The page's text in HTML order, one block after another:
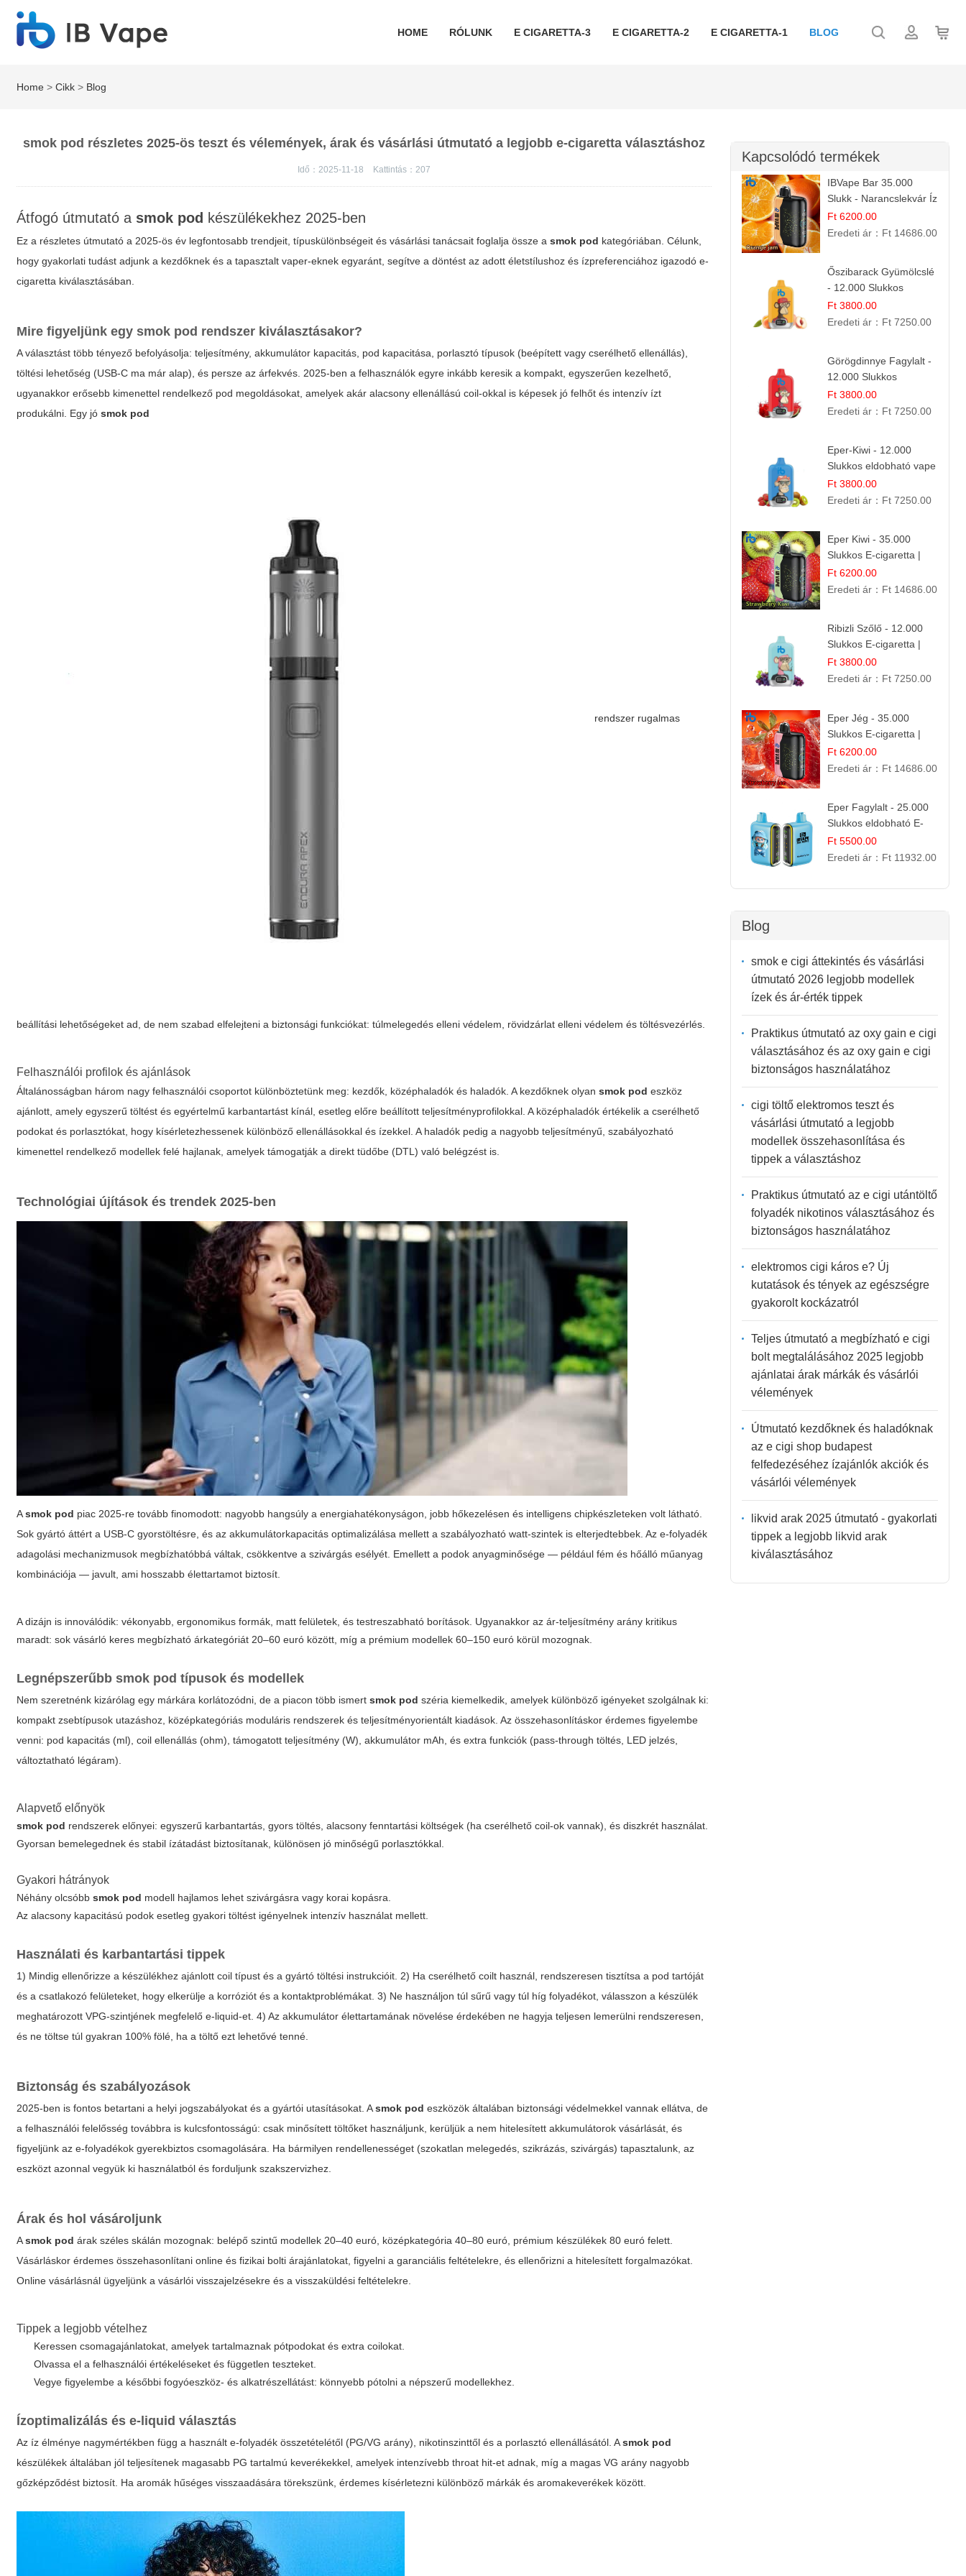
HOME RÓLUNK E CIGARETTA-3 E CIGARETTA-2 E CIGARETTA-1 BLOG
Home >Cikk > Blog
smok pod részletes 2025-ös teszt és vélemények, árak és vásárlási útmutató a legjobb e-cigaretta választáshoz
Idő：2025-11-18 Kattintás：207
Átfogó útmutató a smok pod készülékekhez 2025-ben
Ez a részletes útmutató a 2025-ös év legfontosabb trendjeit, típuskülönbségeit és vásárlási tanácsait foglalja össze asmok pod kategóriában. Célunk,
hogy gyakorlati tudást adjunk a kezdőknek és a tapasztalt vaper-eknek egyaránt, segítve a döntést az adott életstílushoz és ízpreferenciához igazodó e-
cigaretta kiválasztásában.
Mire figyeljünk egysmok pod rendszer kiválasztásakor?
A választást több tényező befolyásolja: teljesítmény, akkumulátor kapacitás, pod kapacitása, porlasztó típusok (beépített vagy cserélhető ellenállás),
töltési lehetőség (USB-C ma már alap), és persze az árfekvés. 2025-ben a felhasználók egyre inkább keresik a kompakt, egyszerűen kezelhető,
ugyanakkor erősebb kimenettel rendelkező pod megoldásokat, amelyek akár alacsony ellenállású coil-okkal is képesek jó felhőt és intenzív ízt
produkálni. Egy jósmok pod
rendszer rugalmas
beállítási lehetőségeket ad, de nem szabad elfelejteni a biztonsági funkciókat: túlmelegedés elleni védelem, rövidzárlat elleni védelem és töltésvezérlés.
Felhasználói profilok és ajánlások
Általánosságban három nagy felhasználói csoportot különböztetünk meg: kezdők, középhaladók és haladók. A kezdőknek olyansmok pod eszköz
ajánlott, amely egyszerű töltést és egyértelmű karbantartást kínál, esetleg előre beállított teljesítményprofilokkal. A középhaladók értékelik a cserélhető
podokat és porlasztókat, hogy kísérletezhessenek különböző ellenállásokkal és ízekkel. A haladók pedig a nagyobb teljesítményű, szabályozható
kimenettel rendelkező modellek felé hajlanak, amelyek támogatják a direkt tüdőbe (DTL) való belégzést is.
Technológiai újítások és trendek 2025-ben
Asmok pod piac 2025-re tovább finomodott: nagyobb hangsúly a energiahatékonyságon, jobb hőkezelésen és intelligens chipkészleteken volt látható.
Sok gyártó áttért a USB-C gyorstöltésre, és az akkumulátorkapacitás optimalizálása mellett a szabályozható watt-szintek is elterjedtebbek. Az e-folyadék
adagolási mechanizmusok megbízhatóbbá váltak, csökkentve a szivárgás esélyét. Emellett a podok anyagminősége — például fém és hőálló műanyag
kombinációja — javult, ami hosszabb élettartamot biztosít.
A dizájn is innoválódik: vékonyabb, ergonomikus formák, matt felületek, és testreszabható borítások. Ugyanakkor az ár-teljesítmény arány kritikus
maradt: sok vásárló keres megbízható árkategóriát 20–60 euró között, míg a prémium modellek 60–150 euró körül mozognak.
Legnépszerűbbsmok pod típusok és modellek
Nem szeretnénk kizárólag egy márkára korlátozódni, de a piacon több ismertsmok pod széria kiemelkedik, amelyek különböző igényeket szolgálnak ki:
kompakt zsebtípusok utazáshoz, középkategóriás moduláris rendszerek és teljesítményorientált kiadások. Az összehasonlításkor érdemes figyelembe
venni: pod kapacitás (ml), coil ellenállás (ohm), támogatott teljesítmény (W), akkumulátor mAh, és extra funkciók (pass-through töltés, LED jelzés,
változtatható légáram).
Alapvető előnyök
smok pod rendszerek előnyei: egyszerű karbantartás, gyors töltés, alacsony fenntartási költségek (ha cserélhető coil-ok vannak), és diszkrét használat.
Gyorsan bemelegednek és stabil ízátadást biztosítanak, különösen jó minőségű porlasztókkal.
Gyakori hátrányok
Néhány olcsóbbsmok pod modell hajlamos lehet szivárgásra vagy korai kopásra.
Az alacsony kapacitású podok esetleg gyakori töltést igényelnek intenzív használat mellett.
Használati és karbantartási tippek
1) Mindig ellenőrizze a készülékhez ajánlott coil típust és a gyártó töltési instrukcióit. 2) Ha cserélhető coilt használ, rendszeresen tisztítsa a pod tartóját
és a csatlakozó felületeket, hogy elkerülje a korróziót és a kontaktproblémákat. 3) Ne használjon túl sűrű vagy túl híg folyadékot, válasszon a készülék
meghatározott VPG-szintjének megfelelő e-liquid-et. 4) Az akkumulátor élettartamának növelése érdekében ne hagyja teljesen lemerülni rendszeresen,
és ne töltse túl gyakran 100% fölé, ha a töltő ezt lehetővé tenné.
Biztonság és szabályozások
2025-ben is fontos betartani a helyi jogszabályokat és a gyártói utasításokat. Asmok pod eszközök általában biztonsági védelmekkel vannak ellátva, de
a felhasználói felelősség továbbra is kulcsfontosságú: csak minősített töltőket használjunk, kerüljük a nem hitelesített akkumulátorok vásárlását, és
figyeljünk az e-folyadékok gyerekbiztos csomagolására. Ha bármilyen rendellenességet (szokatlan melegedés, szikrázás, szivárgás) tapasztalunk, az
eszközt azonnal vegyük ki használatból és forduljunk szakszervizhez.
Árak és hol vásároljunk
Asmok pod árak széles skálán mozognak: belépő szintű modellek 20–40 euró, középkategória 40–80 euró, prémium készülékek 80 euró felett.
Vásárláskor érdemes összehasonlítani online és fizikai bolti árajánlatokat, figyelni a garanciális feltételekre, és ellenőrizni a hitelesített forgalmazókat.
Online vásárlásnál ügyeljünk a vásárlói visszajelzésekre és a visszaküldési feltételekre.
Tippek a legjobb vételhez
Keressen csomagajánlatokat, amelyek tartalmaznak pótpodokat és extra coilokat.
Olvassa el a felhasználói értékeléseket és független teszteket.
Vegye figyelembe a későbbi fogyóeszköz- és alkatrészellátást: könnyebb pótolni a népszerű modellekhez.
Ízoptimalizálás és e-liquid választás
Az íz élménye nagymértékben függ a használt e-folyadék összetételétől (PG/VG arány), nikotinszinttől és a porlasztó ellenállásától. Asmok pod
készülékek általában jól teljesítenek magasabb PG tartalmú keverékekkel, amelyek intenzívebb throat hit-et adnak, míg a magas VG arány nagyobb
gőzképződést biztosít. Ha aromák hűséges visszaadására törekszünk, érdemes kísérletezni különböző márkák és aromakeverékek között.
Kapcsolódó termékek
IBVape Bar 35.000
Slukk - Narancslekvár Íz
| Prémium E-cigaretta
Ft 6200.00
Eredeti ár： Ft 14686.00
Őszibarack Gyümölcslé
- 12.000 Slukkos
eldobható e-Cigaretta |
Friss Gyümölcs Íz
Ft 3800.00
Eredeti ár： Ft 7250.00
Görögdinnye Fagylalt -
12.000 Slukkos
eldobható e-Cigaretta
Ft 3800.00
Eredeti ár： Ft 7250.00
Eper-Kiwi - 12.000
Slukkos eldobható vape
| Friss Gyümölcs
Kombináció
Ft 3800.00
Eredeti ár： Ft 7250.00
Eper Kiwi - 35.000
Slukkos E-cigaretta |
IBVape Bar Friss
Gyümölcs Ízek
Ft 6200.00
Eredeti ár： Ft 14686.00
Ribizli Szőlő - 12.000
Slukkos E-cigaretta |
Kifinomult Gyümölcs Íz
Ft 3800.00
Eredeti ár： Ft 7250.00
Eper Jég - 35.000
Slukkos E-cigaretta |
IBVape Bar
Ft 6200.00
Eredeti ár： Ft 14686.00
Eper Fagylalt - 25.000
Slukkos eldobható E-
cigaretta | Édes
Desszert Íz
Ft 5500.00
Eredeti ár： Ft 11932.00
Blog
smok e cigi áttekintés és vásárlási
útmutató 2026 legjobb modellek
ízek és ár-érték tippek
Praktikus útmutató az oxy gain e cigi
választásához és az oxy gain e cigi
biztonságos használatához
cigi töltő elektromos teszt és
vásárlási útmutató a legjobb
modellek összehasonlítása és
tippek a választáshoz
Praktikus útmutató az e cigi utántöltő
folyadék nikotinos választásához és
biztonságos használatához
elektromos cigi káros e? Új
kutatások és tények az egészségre
gyakorolt kockázatról
Teljes útmutató a megbízható e cigi
bolt megtalálásához 2025 legjobb
ajánlatai árak márkák és vásárlói
vélemények
Útmutató kezdőknek és haladóknak
az e cigi shop budapest
felfedezéséhez ízajánlók akciók és
vásárlói vélemények
likvid arak 2025 útmutató - gyakorlati
tippek a legjobb likvid arak
kiválasztásához